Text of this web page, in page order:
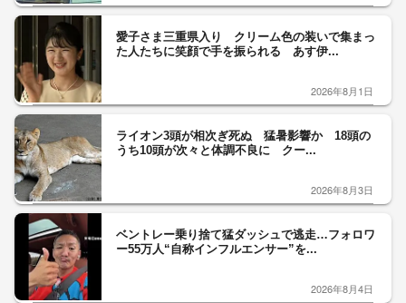
愛子さま三重県入り クリーム色の装いで集まっ
た人たちに笑顔で手を振られる あす伊...
2026年8月1日
ライオン3頭が相次ぎ死ぬ 猛暑影響か 18頭の
うち10頭が次々と体調不良に クー...
2026年8月3日
ベントレー乗り捨て猛ダッシュで逃走…フォロワ
ー55万人“自称インフルエンサー”を...
2026年8月4日